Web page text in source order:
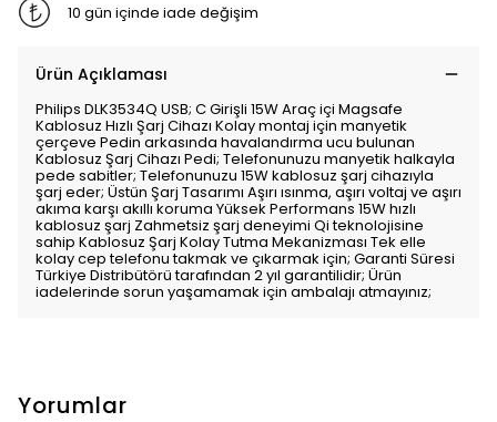
10 gün içinde iade değişim
Ürün Açıklaması
Philips DLK3534Q USB; C Girişli 15W Araç içi Magsafe
Kablosuz Hızlı Şarj Cihazı Kolay montaj için manyetik
çerçeve Pedin arkasında havalandırma ucu bulunan
Kablosuz Şarj Cihazı Pedi; Telefonunuzu manyetik halkayla
pede sabitler; Telefonunuzu 15W kablosuz şarj cihazıyla
şarj eder; Üstün Şarj Tasarımı Aşırı ısınma, aşırı voltaj ve aşırı
akıma karşı akıllı koruma Yüksek Performans 15W hızlı
kablosuz şarj Zahmetsiz şarj deneyimi Qi teknolojisine
sahip Kablosuz Şarj Kolay Tutma Mekanizması Tek elle
kolay cep telefonu takmak ve çıkarmak için; Garanti Süresi
Türkiye Distribütörü tarafından 2 yıl garantilidir; Ürün
iadelerinde sorun yaşamamak için ambalajı atmayınız;
Yorumlar